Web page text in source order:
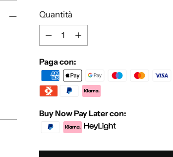
Quantità
Quantità
Paga con:
Buy Now Pay Later con: